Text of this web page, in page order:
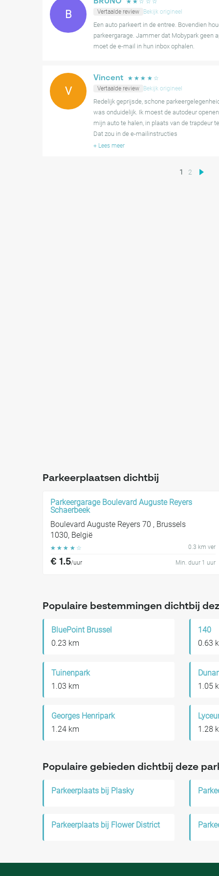
B
☆ ☆ ☆ ☆ ☆
Vertaalde review
Bekijk origineel
Een auto parkeert in de entree. Bovendien
parkeergarage. Jammer dat Mobypark geen
moet de e-mail in hun inbox ophalen.
V
Vincent ☆ ☆ ☆ ☆ ☆
Vertaalde review
Bekijk origineel
Redelijk geprijsde, schone
was onduidelijk. Ik moest de autodeur
mijn auto te halen, in plaats van de trapdeur
Dat zou in de e-mailinstructies
+ Lees meer
1 2
Parkeerplaatsen dichtbij
Parkeergarage Boulevard Auguste Reyers
Schaerbeek
Boulevard Auguste Reyers 70 , Brussels
1030, België
☆ ☆ ☆ ☆ ☆ 0.3 km ver
€ 1.5/uur Min. duur 1 uur
Populaire bestemmingen dichtbij
BluePoint Brussel
0.23 km
140
0.63
Tuinenpark
1.03 km
1.05
Georges Henripark
1.24 km
1.28
Populaire gebieden dichtbij deze
Parkeerplaats bij Plasky
Parkeerplaats bij Flower District